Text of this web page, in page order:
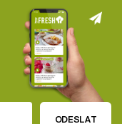
ODESLAT